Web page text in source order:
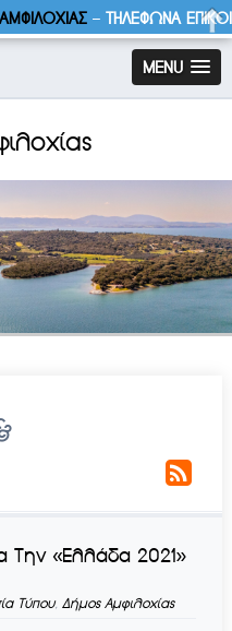
MENU
Την «Ελλάδα 2021»
Τύπου, Δήμος Αμφιλοχίας
– ΤΗΛΕΦΩΝΑ